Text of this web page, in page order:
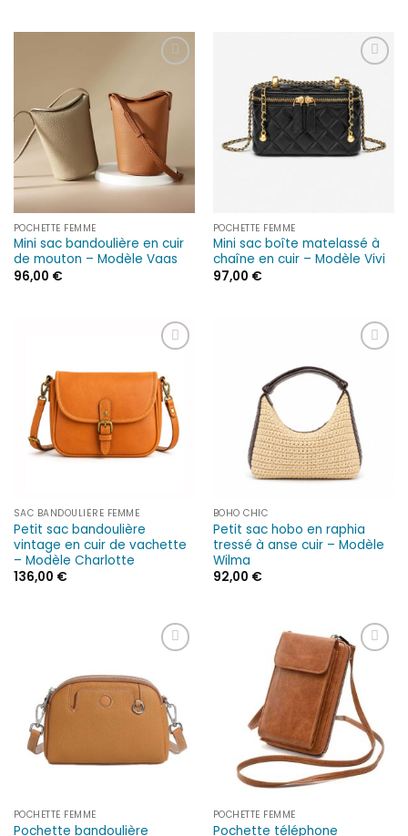
à la liste
d’envies
POCHETTE FEMME
Mini sac bandoulière en cuir
de mouton – Modèle Vaas
96,00 €
Ajouter
à la liste
d’envies
POCHETTE FEMME
Mini sac boîte matelassé à
chaîne en cuir – Modèle Vivi
97,00 €
à la liste
d’envies
SAC BANDOULIÈRE FEMME
Petit sac bandoulière
vintage en cuir de vachette
– Modèle Charlotte
136,00 €
à la liste
d’envies
BOHO CHIC
Petit sac hobo en raphia
tressé à anse cuir – Modèle
Wilma
92,00 €
à la liste
d’envies
POCHETTE FEMME
Pochette bandoulière
Ajouter
à la liste
d’envies
POCHETTE FEMME
Pochette téléphone